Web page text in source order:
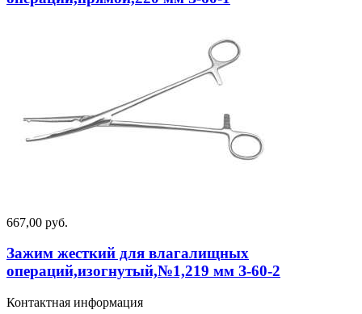
667,00 руб.
Зажим жесткий для влагалищных
операций,изогнутый,№1,219 мм З-60-2
Контактная информация